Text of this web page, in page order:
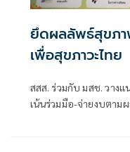
ยึดผลลัพธ์สุขภ
เพื่อสุขภาวะไทย
สสส. ร่วมกับ มสช. วาง
เน้นร่วมมือ-จ่ายงบตาม